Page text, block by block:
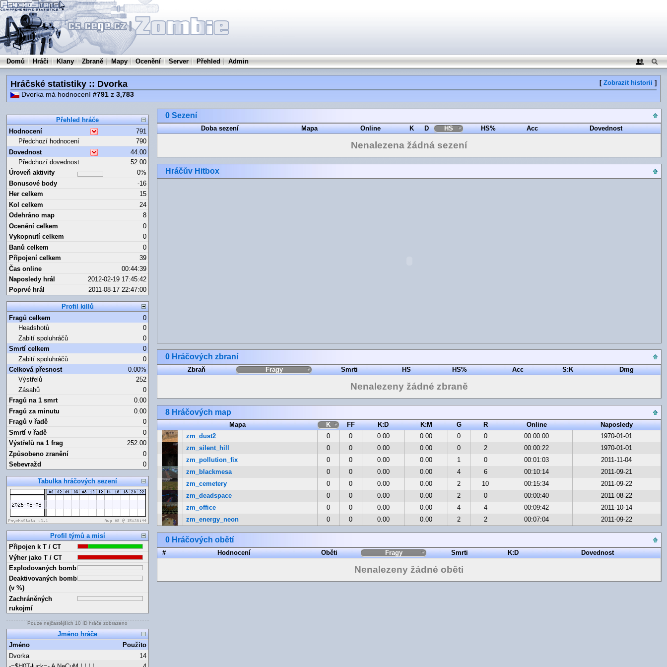
Domů Hráči Klany Zbraně Mapy Ocenění Server Přehled Admin
[Zobrazit historii ]
Hráčské statistiky :: Dvorka
Dvorka má hodnocení #791z 3,783
Přehled hráče
Hodnocení
791
Předchozí hodnocení
790
Dovednost
44.00
Předchozí dovednost
52.00
Úroveň aktivity
0%
Bonusové body
-16
Her celkem
15
Kol celkem
24
Odehráno map
8
Ocenění celkem
0
Vykopnutí celkem
0
Banů celkem
0
Připojení celkem
39
Čas online
00:44:39
Naposledy hrál
2012-02-19 17:45:42
Poprvé hrál
2011-08-17 22:47:00
Profil killů
Fragů celkem
0
Headshotů
0
Zabití spoluhráčů
0
Smrtí celkem
0
Zabití spoluhráčů
0
Celková přesnost
0.00%
Výstřelů
252
Zásahů
0
Fragů na 1 smrt
0.00
Fragů za minutu
0.00
Fragů v řadě
0
Smrtí v řadě
0
Výstřelů na 1 frag
252.00
Způsobeno zranění
0
Sebevražd
0
Tabulka hráčových sezení
Profil týmů a misí
Připojen k T / CT
Výher jako T / CT
Explodovaných bomb
Deaktivovaných bomb
(v %)
Zachráněných
rukojmí
Pouze nejčastějších 10 ID hráče zobrazeno
Jméno hráče
Jméno
Použito
Dvorka
14
0 Sezení
Doba sezení Mapa Online K D HS HS% Acc Dovednost
Nenalezena žádná sezení
Hráčův Hitbox
0 Hráčových zbraní
Zbraň Fragy Smrti HS HS% Acc S:K Dmg
Nenalezeny žádné zbraně
8 Hráčových map
Mapa K FF K:D K:M G R Online
Naposledy
zm_dust2
0 0 0.00 0.00 0 0 00:00:00
1970-01-01
zm_silent_hill
0 0 0.00 0.00 0 2 00:00:22
1970-01-01
zm_pollution_fix
0 0 0.00 0.00 1 0 00:01:03
2011-11-04
zm_blackmesa
0 0 0.00 0.00 4 6 00:10:14
2011-09-21
zm_cemetery
0 0 0.00 0.00 2 10 00:15:34
2011-09-22
zm_deadspace
0 0 0.00 0.00 2 0 00:00:40
2011-08-22
zm_office
0 0 0.00 0.00 4 4 00:09:42
2011-10-14
zm_energy_neon
0 0 0.00 0.00 2 2 00:07:04 2011-09-22
0 Hráčových obětí
# Hodnocení Oběti Fragy Smrti K:D Dovednost
Nenalezeny žádné oběti